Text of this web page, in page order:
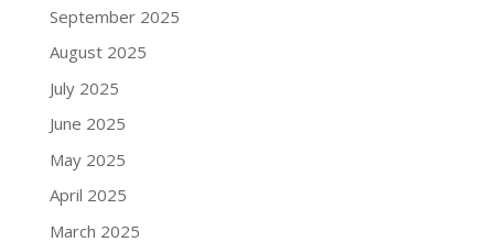
September 2025
August 2025
July 2025
June 2025
May 2025
April 2025
March 2025